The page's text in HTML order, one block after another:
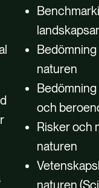
naturen
och
Risker och
naturen